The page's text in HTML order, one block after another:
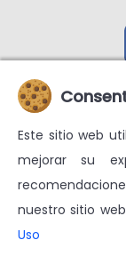
Utilizamos
servicios y
Más
Este sitio web
mejorar su
nuestro sitio
Uso